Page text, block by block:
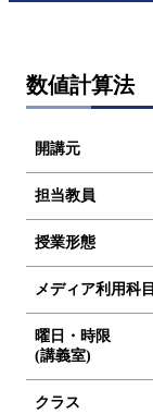
数値計算法
開講元
担当教員
授業形態
メディア利用科目
曜日・時限
(講義室)
クラス